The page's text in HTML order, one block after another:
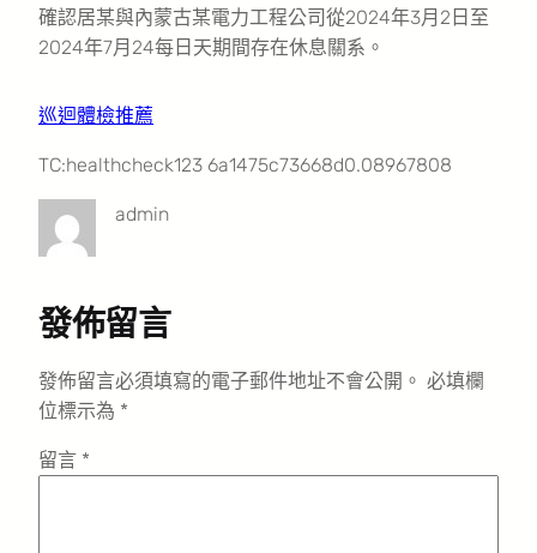
確認居某與內蒙古某電力工程公司從2024年3月2日至
2024年7月24每日天期間存在休息關系。
巡迴體檢推薦
TC:healthcheck123 6a1475c73668d0.08967808
admin
發佈留言
發佈留言必須填寫的電子郵件地址不會公開。 必填欄
位標示為 *
留言 *